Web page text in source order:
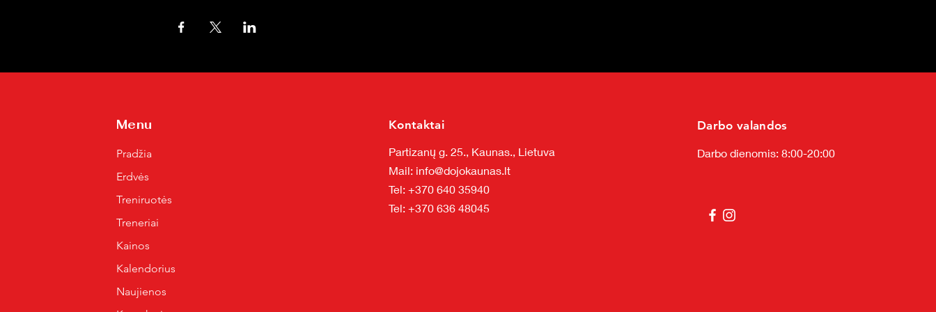
Menu
Pradžia
Erdvės
Treniruotės
Treneriai
Kainos
Kalendorius
Naujienos
Kontaktai
Partizanų g. 25., Kaunas., Lietuva
Mail: info@dojokaunas.lt
Tel: +370 640 35940
Tel:+370 636 48045
Darbo valandos
Darbo dienomis: 8:00-20:00